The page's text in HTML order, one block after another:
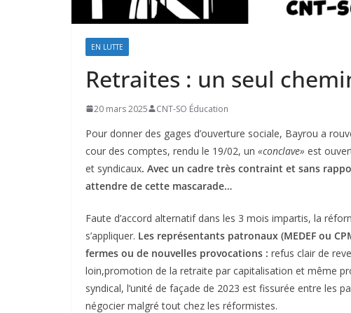
EN LUTTE
Retraites : un seul
20 mars 2025 CNT-SO Éducation
Pour donner des gages d’ouverture sociale, Bayrou a
cour des comptes, rendu le 19/02, un «conclave» est
et syndicaux. Avec un cadre très contraint et sans
attendre de cette mascarade…
Faute d’accord alternatif dans les 3 mois impartis, la
s’appliquer. Les représentants patronaux (MEDEF ou
fermes ou de nouvelles provocations : refus clair de
loin,promotion de la retraite par capitalisation et même
syndical, l’unité de façade de 2023 est fissurée entre les
négocier malgré tout chez les réformistes.